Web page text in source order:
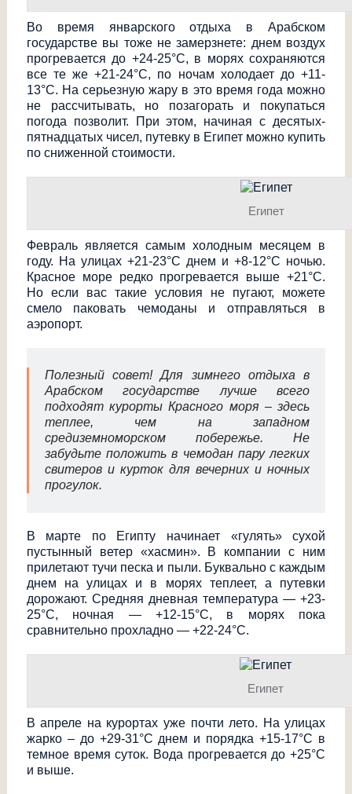
Во время январского отдыха в Арабском
государстве вы тоже не замерзнете: днем воздух
прогревается до +24-25°С, в морях сохраняются
все те же +21-24°С, по ночам холодает до +11-
13°С. На серьезную жару в это время года можно
не рассчитывать, но позагорать и покупаться
погода позволит. При этом, начиная с десятых-
пятнадцатых чисел, путевку в Египет можно купить
по сниженной стоимости.
Египет
Февраль является самым холодным месяцем в
году. На улицах +21-23°С днем и +8-12°С ночью.
Красное море редко прогревается выше +21°С.
Но если вас такие условия не пугают, можете
смело паковать чемоданы и отправляться в
аэропорт.
Полезный совет! Для зимнего отдыха в
Арабском государстве лучше всего
подходят курорты Красного моря – здесь
теплее, чем на западном
средиземноморском побережье. Не
забудьте положить в чемодан пару легких
свитеров и курток для вечерних и ночных
прогулок.
В марте по Египту начинает «гулять» сухой
пустынный ветер «хасмин». В компании с ним
прилетают тучи песка и пыли. Буквально с каждым
днем на улицах и в морях теплеет, а путевки
дорожают. Средняя дневная температура — +23-
25°С, ночная — +12-15°С, в морях пока
сравнительно прохладно — +22-24°С.
Египет
В апреле на курортах уже почти лето. На улицах
жарко – до +29-31°С днем и порядка +15-17°С в
темное время суток. Вода прогревается до +25°С
и выше.